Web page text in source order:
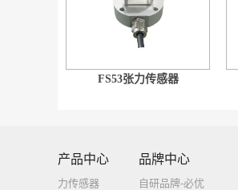
FS53张力传感器
产品中心
力传感器
品牌中心
自研品牌-必优